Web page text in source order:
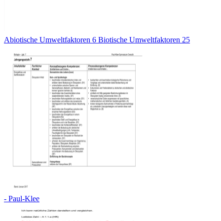
Abiotische Umweltfaktoren 6 Biotische Umweltfaktoren 25
- Paul-Klee